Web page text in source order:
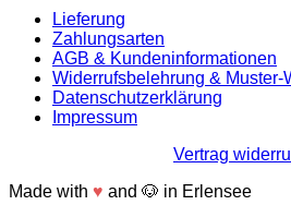
Lieferung
Zahlungsarten
AGB & Kundeninformationen
Widerrufsbelehrung & Muster-
Datenschutzerklärung
Impressum
Vertrag
Made with ♥ and 🐶 in Erlensee